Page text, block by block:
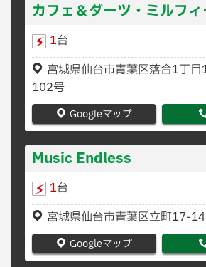
カフェ＆ダーツ・ミルフィ
1台
宮城県仙台市青葉区落合1丁
102号
Googleマップ
Music Endless
1台
宮城県仙台市青葉区立町17-
Googleマップ